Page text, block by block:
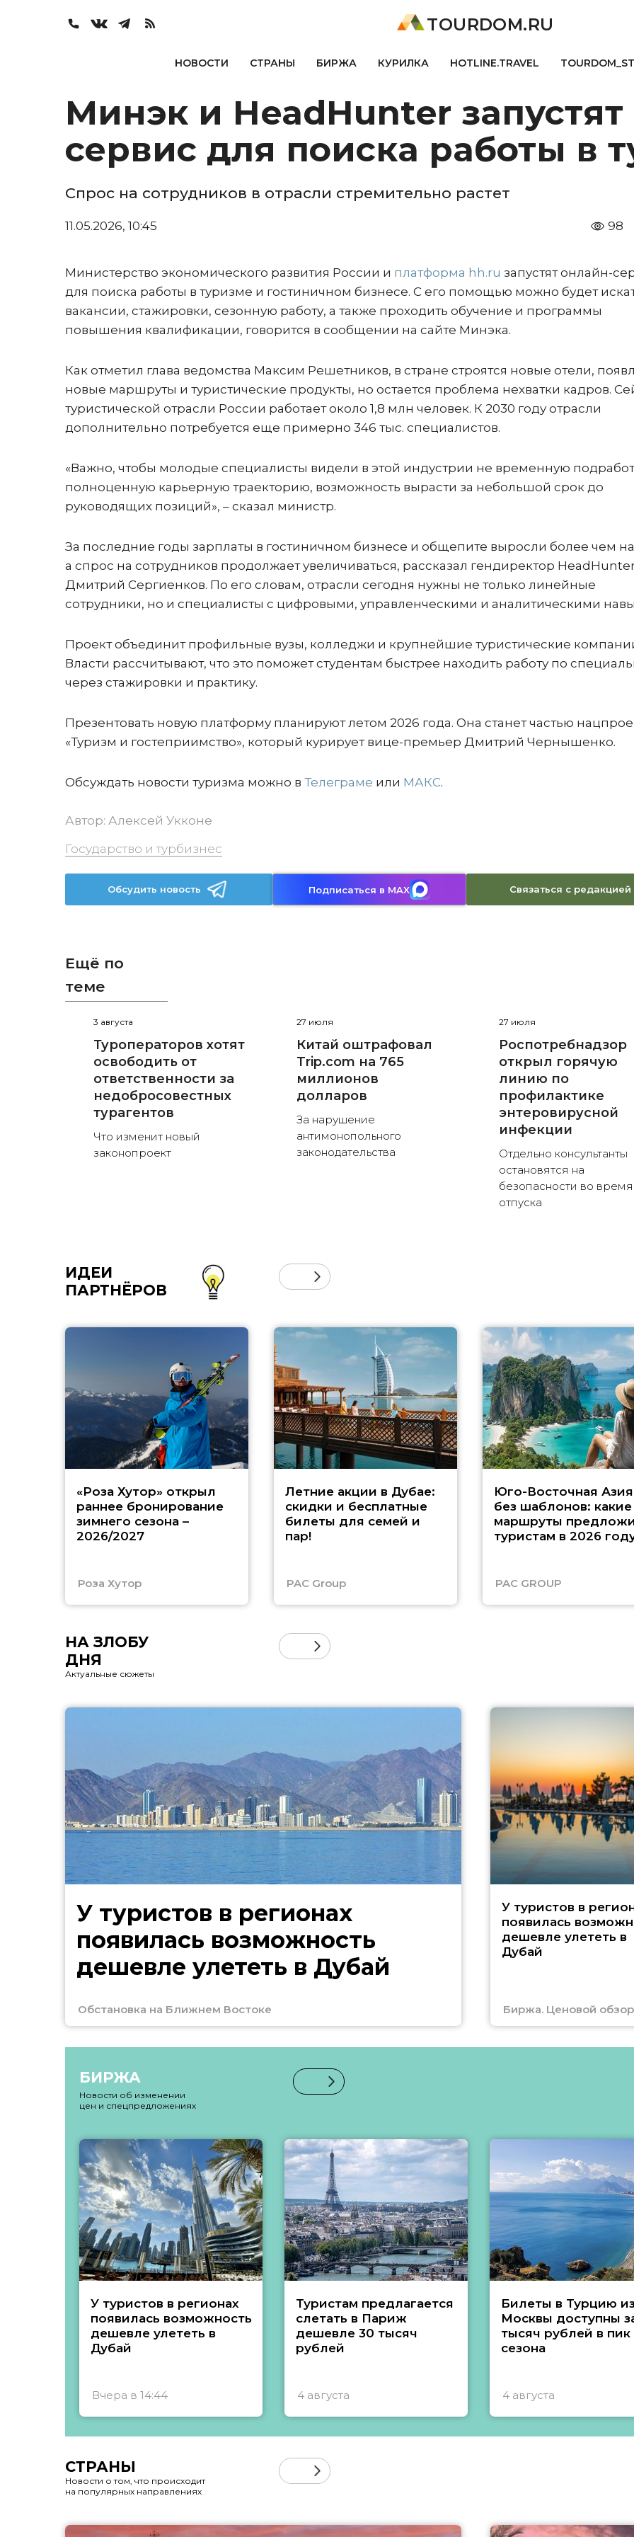
TOURDOM.RU
НОВОСТИ СТРАНЫ БИРЖА КУРИЛКА HOTLINE.TRAVEL
Минэк и HeadHunter
сервис для поиска работы в
Спрос на сотрудников в отрасли стремительно растет
11.05.2026, 10:45 98
Министерство экономического развития России и платформа hh.ru запустят онлайн-
для поиска работы в туризме и гостиничном бизнесе. С его помощью можно будет
вакансии, стажировки, сезонную работу, а также проходить обучение и программы
повышения квалификации, говорится в сообщении на сайте Минэка.
Как отметил глава ведомства Максим Решетников, в стране строятся новые отели,
новые маршруты и туристические продукты, но остается проблема нехватки кадров.
туристической отрасли России работает около 1,8 млн человек. К 2030 году отрасли
дополнительно потребуется еще примерно 346 тыс. специалистов.
«Важно, чтобы молодые специалисты видели в этой индустрии не временную
полноценную карьерную траекторию, возможность вырасти за небольшой срок до
руководящих позиций», – сказал министр.
За последние годы зарплаты в гостиничном бизнесе и общепите выросли более чем на
а спрос на сотрудников продолжает увеличиваться, рассказал гендиректор
Дмитрий Сергиенков. По его словам, отрасли сегодня нужны не только линейные
сотрудники, но и специалисты с цифровыми, управленческими и аналитическими
Проект объединит профильные вузы, колледжи и крупнейшие туристические
Власти рассчитывают, что это поможет студентам быстрее находить работу по
через стажировки и практику.
Презентовать новую платформу планируют летом 2026 года. Она станет частью
«Туризм и гостеприимство», который курирует вице-премьер Дмитрий Чернышенко.
Обсуждать новости туризма можно в Телеграме или МАКС.
Автор: Алексей Укконе
Государство и турбизнес
Обсудить новость Подписаться в MAX Связаться с редакцией
Ещё по
теме
3 августа
Туроператоров хотят
освободить от
ответственности за
недобросовестных
турагентов
Что изменит новый
законопроект
27 июля
Китай оштрафовал
Trip.com на 765
миллионов
долларов
За нарушение
антимонопольного
законодательства
27 июля
Роспотребнадзор
открыл горячую
линию по
профилактике
энтеровирусной
инфекции
Отдельно консультанты
остановятся на
безопасности во время
отпуска
ИДЕИ
ПАРТНЁРОВ
«Роза Хутор» открыл
раннее бронирование
зимнего сезона –
2026/2027
Роза Хутор
Летние акции в Дубае:
скидки и бесплатные
билеты для семей и
пар!
PAC Group
Юго-Восточная Азия
без шаблонов: какие
маршруты
туристам в 2026
PAC GROUP
НА ЗЛОБУ
ДНЯ
Актуальные сюжеты
У туристов в регионах
появилась возможность
дешевле улететь в Дубай
Обстановка на Ближнем Востоке
У туристов в
появилась
дешевле улететь в
Дубай
Биржа. Ценовой обзор
БИРЖА
Новости об изменении
цен и спецпредложениях
У туристов в регионах
появилась возможность
дешевле улететь в
Дубай
Вчера в 14:44
Туристам предлагается
слетать в Париж
дешевле 30 тысяч
рублей
4 августа
Билеты в Турцию из
Москвы доступны
тысяч рублей в пик
сезона
4 августа
СТРАНЫ
Новости о том, что происходит
на популярных направлениях